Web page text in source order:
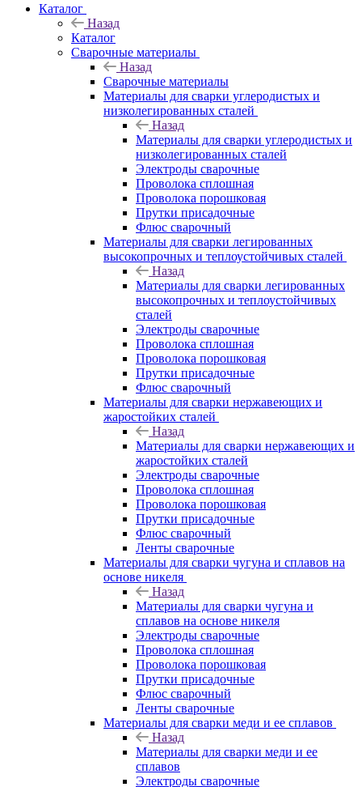
Каталог
Назад
Каталог
Сварочные материалы
Назад
Сварочные материалы
Материалы для сварки углеродистых и
низколегированных сталей
Назад
Материалы для сварки углеродистых и
низколегированных сталей
Электроды сварочные
Проволока сплошная
Проволока порошковая
Прутки присадочные
Флюс сварочный
Материалы для сварки легированных
высокопрочных и теплоустойчивых сталей
Назад
Материалы для сварки легированных
высокопрочных и теплоустойчивых
сталей
Электроды сварочные
Проволока сплошная
Проволока порошковая
Прутки присадочные
Флюс сварочный
Материалы для сварки нержавеющих и
жаростойких сталей
Назад
Материалы для сварки нержавеющих и
жаростойких сталей
Электроды сварочные
Проволока сплошная
Проволока порошковая
Прутки присадочные
Флюс сварочный
Ленты сварочные
Материалы для сварки чугуна и сплавов на
основе никеля
Назад
Материалы для сварки чугуна и
сплавов на основе никеля
Электроды сварочные
Проволока сплошная
Проволока порошковая
Прутки присадочные
Флюс сварочный
Ленты сварочные
Материалы для сварки меди и ее сплавов
Назад
Материалы для сварки меди и ее
сплавов
Электроды сварочные